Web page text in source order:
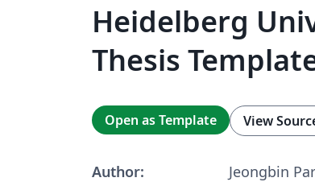
Heidelberg
Thesis
Open as Template View
Author:
Jeongbin